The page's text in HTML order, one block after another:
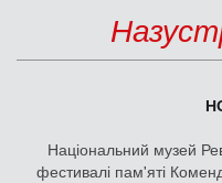
Національний музей
фестивалі пам'яті